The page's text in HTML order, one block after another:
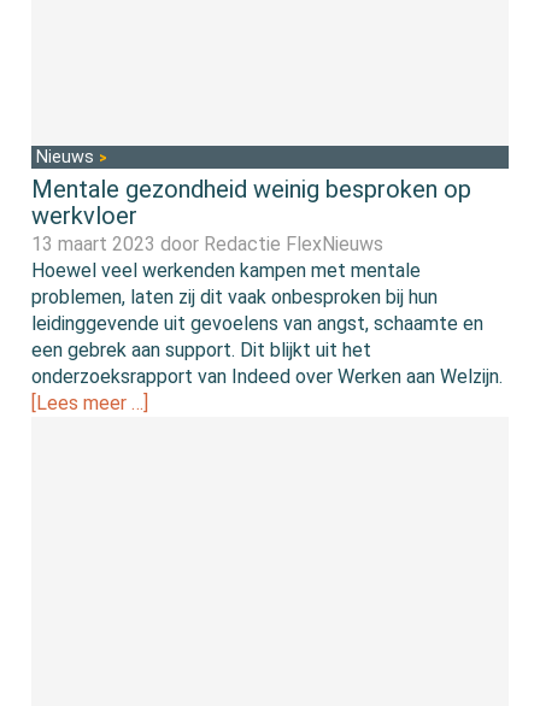
Nieuws
Mentale gezondheid weinig besproken op
werkvloer
13 maart 2023 door Redactie FlexNieuws
Hoewel veel werkenden kampen met mentale
problemen, laten zij dit vaak onbesproken bij hun
leidinggevende uit gevoelens van angst, schaamte en
een gebrek aan support. Dit blijkt uit het
onderzoeksrapport van Indeed over Werken aan Welzijn.
[Lees meer …]